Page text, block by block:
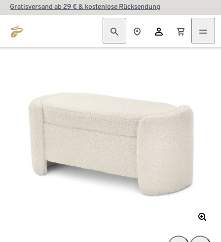
Gratisversand ab 29 € & kostenlose Rücksendung